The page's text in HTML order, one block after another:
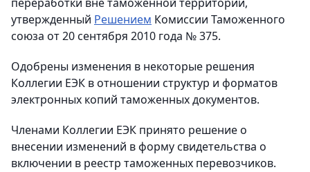
утвержденный Решением Комиссии Таможенного
союза от 20 сентября 2010 года № 375.
Одобрены изменения в некоторые решения
Коллегии ЕЭК в отношении структур и форматов
электронных копий таможенных документов.
Членами Коллегии ЕЭК принято решение о
внесении изменений в форму свидетельства о
включении в реестр таможенных перевозчиков.